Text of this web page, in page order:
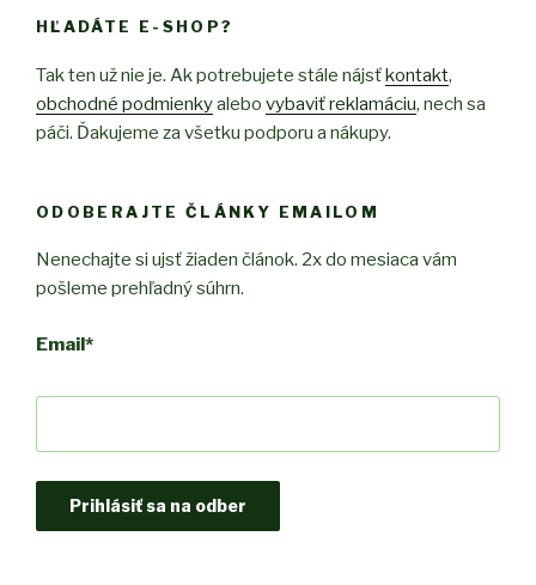
HĽADÁTE E-SHOP?
Tak ten už nie je. Ak potrebujete stále nájsťkontakt,
obchodné podmienkyalebo vybaviť reklamáciu, nech sa
páči. Ďakujeme za všetku podporu a nákupy.
ODOBERAJTE ČLÁNKY EMAILOM
Nenechajte si ujsť žiaden článok. 2x do mesiaca vám
pošleme prehľadný súhrn.
Email*